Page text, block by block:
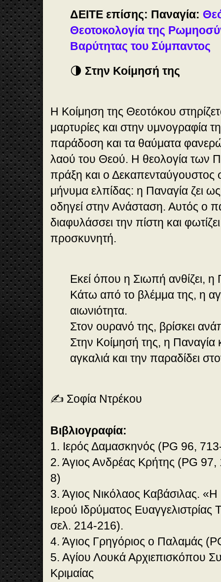
ΔΕΙΤΕ επίσης: Παναγία:
Θεοτοκολογία της
Βαρύτητας του Σύμπαντος
🌗 Στην Κοίμησή της
Η Κοίμηση της Θεοτόκου
μαρτυρίες και στην υμνογραφία
παράδοση και τα θαύματα
λαού του Θεού. Η θεολογία των
πράξη και ο Δεκαπενταύγουστος
μήνυμα ελπίδας: η Παναγία ζει ως
οδηγεί στην Ανάσταση. Αυτός ο
διαφυλάσσει την πίστη και
προσκυνητή.
Εκεί όπου η Σιωπή ανθίζει,
Κάτω από το βλέμμα της, η
αιωνιότητα.
Στον ουρανό της, βρίσκει
Στην Κοίμησή της, η Παναγία
αγκαλιά και την παραδίδει
✍️ Σοφία Ντρέκου
Βιβλιογραφία:
1. Ιερός Δαμασκηνός (PG 96,
2. Άγιος Ανδρέας Κρήτης (PG
8)
3. Άγιος Νικόλαος Καβάσιλας.
Ιερού Ιδρύματος
σελ. 214-216).
4. Άγιος Γρηγόριος ο Παλαμάς
5. Αγίου Λουκά Αρχιεπισκόπου
Κριμαίας